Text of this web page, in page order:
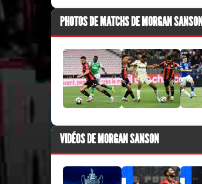
PHOTOS DE MATCHS DE MORGAN SANSON
VIDÉOS DE MORGAN SANSON